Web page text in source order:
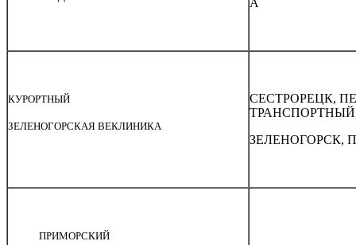
КУРОРТНЫЙ
ЗЕЛЕНОГОРСКАЯ ВЕКЛИНИКА
СЕСТРОРЕЦК,
ТРАНСПОРТНЫЙ,
ЗЕЛЕНОГОРСК,
ПРИМОРСКИЙ